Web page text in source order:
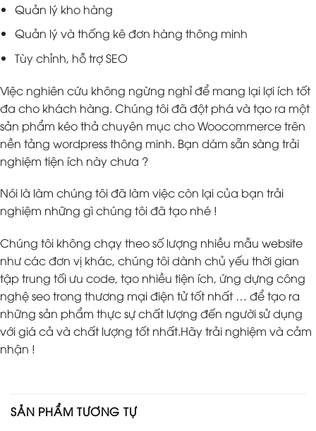
Quản lý kho hàng
Quản lý và thống kê đơn hàng thông minh
Tùy chỉnh, hỗ trợ SEO
Việc nghiên cứu không ngừng nghỉ để mang lại lợi ích tốt
đa cho khách hàng. Chúng tôi đã đột phá và tạo ra một
sản phẩm kéo thả chuyên mục cho Woocommerce trên
nền tảng wordpress thông minh. Bạn dám sẵn sàng trải
nghiệm tiện ích này chưa ?
Nói là làm chúng tôi đã làm việc còn lại của bạn trải
nghiệm những gì chúng tôi đã tạo nhé !
Chúng tôi không chạy theo số lượng nhiều mẫu website
như các đơn vị khác, chúng tôi dành chủ yếu thời gian
tập trung tối ưu code, tạo nhiều tiện ích, ứng dựng công
nghệ seo trong thương mại điện tử tốt nhất … để tạo ra
những sản phẩm thực sự chất lượng đến người sử dụng
với giá cả và chất lượng tốt nhất.Hãy trải nghiệm và cảm
nhận !
SẢN PHẨM TƯƠNG TỰ